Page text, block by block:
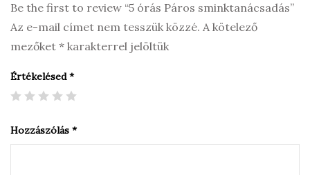
Be the first to review “5 órás Páros sminktanácsadás”
Az e-mail címet nem tesszük közzé. A kötelező
mezőket * karakterrel jelöltük
Értékelésed*
Hozzászólás *